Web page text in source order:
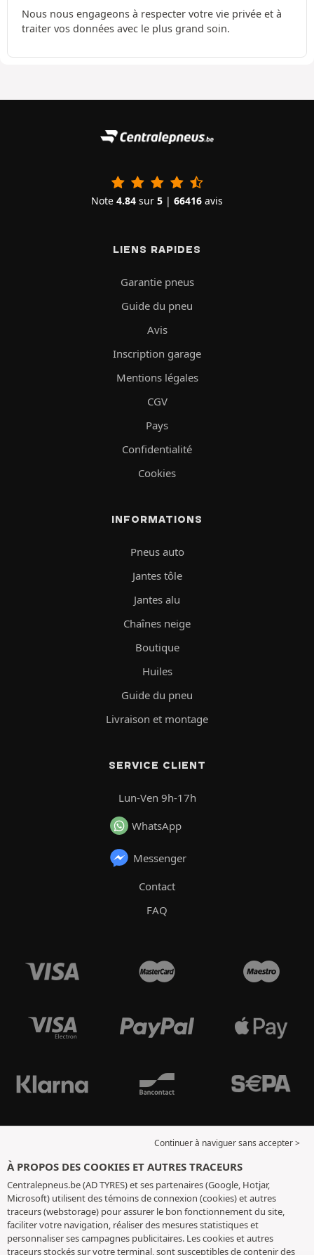
Nous nous engageons à respecter votre vie privée et à
traiter vos données avec le plus grand soin.
Note 4.84 sur 5 | 66416 avis
LIENS RAPIDES
Garantie pneus
Guide du pneu
Avis
Inscription garage
Mentions légales
CGV
Pays
Confidentialité
Cookies
INFORMATIONS
Pneus auto
Jantes tôle
Jantes alu
Chaînes neige
Boutique
Huiles
Guide du pneu
Livraison et montage
SERVICE CLIENT
Lun-Ven 9h-17h
WhatsApp
Messenger
Contact
FAQ
Continuer à naviguer sans accepter >
À PROPOS DES COOKIES ET AUTRES TRACEURS
Centralepneus.be (AD TYRES) et ses partenaires (Google, Hotjar,
Microsoft) utilisent des témoins de connexion (cookies) et autres
traceurs (webstorage) pour assurer le bon fonctionnement du site,
faciliter votre navigation, réaliser des mesures statistiques et
personnaliser ses campagnes publicitaires. Les cookies et autres
traceurs stockés sur votre terminal, sont susceptibles de contenir des